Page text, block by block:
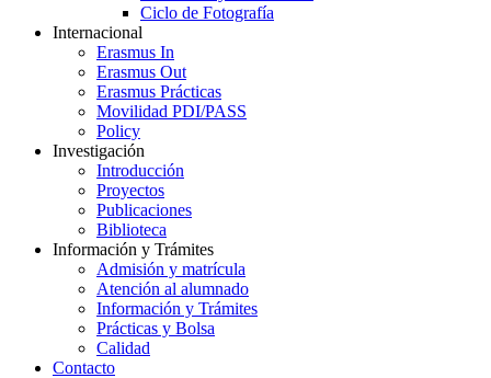
Ciclo de Fotografía
Internacional
Erasmus In
Erasmus Out
Erasmus Prácticas
Movilidad PDI/PASS
Policy
Investigación
Introducción
Proyectos
Publicaciones
Biblioteca
Información y Trámites
Admisión y matrícula
Atención al alumnado
Información y Trámites
Prácticas y Bolsa
Calidad
Contacto